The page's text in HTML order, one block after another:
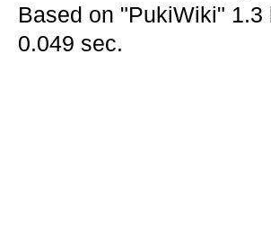
Based on "PukiWiki"
0.049 sec.